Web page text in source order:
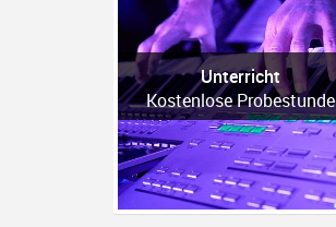
Unterricht
Kostenlose Probestunde